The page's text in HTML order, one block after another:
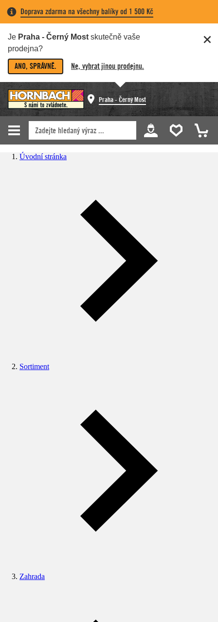
Doprava zdarma na všechny balíky od 1 500 Kč
Je Praha - Černý Most skutečně vaše
prodejna?
ANO, SPRÁVNĚ. Ne, vybrat jinou prodejnu.
Praha - Černý Most
Úvodní stránka
Sortiment
Zahrada